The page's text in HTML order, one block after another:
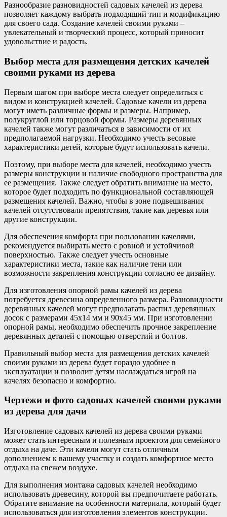
Разнообразие разновидностей садовых качелей из дерева
позволяет каждому выбрать подходящий тип и модификацию
для своего сада. Создание качелей своими руками –
увлекательный и творческий процесс, который приносит
удовольствие и радость.
Выбор места для размещения детских качелей
своими руками из дерева
Первым шагом при выборе места следует определиться с
видом и конструкцией качелей. Садовые качели из дерева
могут иметь различные формы и размеры. Например,
полукруглой или торцовой формы. Размеры деревянных
качелей также могут различаться в зависимости от их
предполагаемой нагрузки. Необходимо учесть весовые
характеристики детей, которые будут использовать качели.
Поэтому, при выборе места для качелей, необходимо учесть
размеры конструкции и наличие свободного пространства для
ее размещения. Также следует обратить внимание на место,
которое будет подходить по функциональной составляющей
размещения качелей. Важно, чтобы в зоне подвешивания
качелей отсутствовали препятствия, такие как деревья или
другие конструкции.
Для обеспечения комфорта при пользовании качелями,
рекомендуется выбирать место с ровной и устойчивой
поверхностью. Также следует учесть основные
характеристики места, такие как наличие тени или
возможности закрепления конструкции согласно ее дизайну.
Для изготовления опорной рамы качелей из дерева
потребуется древесина определенного размера. Разновидности
деревянных качелей могут предполагать распил деревянных
досок с размерами 45х14 мм и 90х45 мм. При изготовлении
опорной рамы, необходимо обеспечить прочное закрепление
деревянных деталей с помощью отверстий и болтов.
Правильный выбор места для размещения детских качелей
своими руками из дерева будет гораздо удобнее в
эксплуатации и позволит детям наслаждаться игрой на
качелях безопасно и комфортно.
Чертежи и фото садовых качелей своими руками
из дерева для дачи
Изготовление садовых качелей из дерева своими руками
может стать интересным и полезным проектом для семейного
отдыха на даче. Эти качели могут стать отличным
дополнением к вашему участку и создать комфортное место
отдыха на свежем воздухе.
Для выполнения монтажа садовых качелей необходимо
использовать древесину, которой вы предпочитаете работать.
Обратите внимание на особенности материала, который будет
использоваться для изготовления элементов конструкции.